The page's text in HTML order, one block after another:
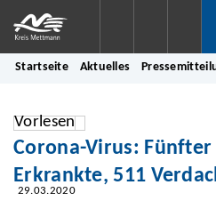
Startseite Aktuelles
Vorlesen
Corona-Virus: Fünfter
Erkrankte, 511
29.03.2020